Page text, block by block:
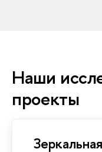
Наши
проекты